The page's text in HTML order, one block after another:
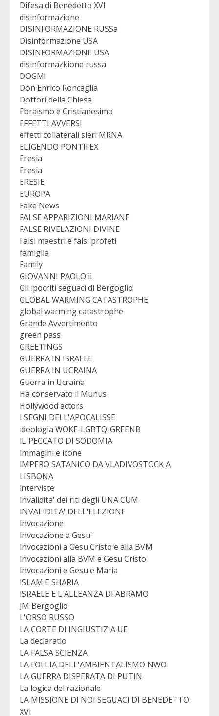
Difesa di Benedetto XVI
disinformazione
DISINFORMAZIONE RUSSa
Disinformazione USA
DISINFORMAZIONE USA
disinformazkione russa
DOGMI
Don Enrico Roncaglia
Dottori della Chiesa
Ebraismo e Cristianesimo
EFFETTI AVVERSI
effetti collaterali sieri MRNA
ELIGENDO PONTIFEX
Eresia
Eresia
ERESIE
EUROPA
Fake News
FALSE APPARIZIONI MARIANE
FALSE RIVELAZIONI DIVINE
Falsi maestri e falsi profeti
famiglia
Family
GIOVANNI PAOLO ii
Gli ipocriti seguaci di Bergoglio
GLOBAL WARMING CATASTROPHE
global warming catastrophe
Grande Avvertimento
green pass
GREETINGS
GUERRA IN ISRAELE
GUERRA IN UCRAINA
Guerra in Ucraina
Ha conservato il Munus
Hollywood actors
I SEGNI DELL'APOCALISSE
ideologia WOKE-LGBTQ-GREENB
IL PECCATO DI SODOMIA
Immagini e icone
IMPERO SATANICO DA VLADIVOSTOCK A
LISBONA
interviste
Invalidita' dei riti degli UNA CUM
INVALIDITA' DELL'ELEZIONE
Invocazione
Invocazione a Gesu'
Invocazioni a Gesu Cristo e alla BVM
Invocazioni alla BVM e Gesu Cristo
Invocazioni e Gesu e Maria
ISLAM E SHARIA
ISRAELE E L'ALLEANZA DI ABRAMO
JM Bergoglio
L'ORSO RUSSO
LA CORTE DI INGIUSTIZIA UE
La declaratio
LA FALSA SCIENZA
LA FOLLIA DELL'AMBIENTALISMO NWO
LA GUERRA DISPERATA DI PUTIN
La logica del razionale
LA MISSIONE DI NOI SEGUACI DI BENEDETTO
XVI